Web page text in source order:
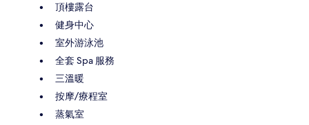
頂樓露台
健身中心
室外游泳池
全套 Spa 服務
三溫暖
按摩/療程室
蒸氣室